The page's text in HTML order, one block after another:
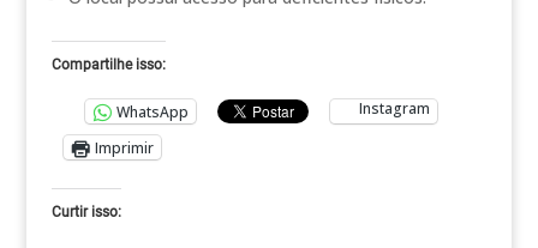
Compartilhe isso:
WhatsApp
Instagram
Imprimir
Curtir isso: